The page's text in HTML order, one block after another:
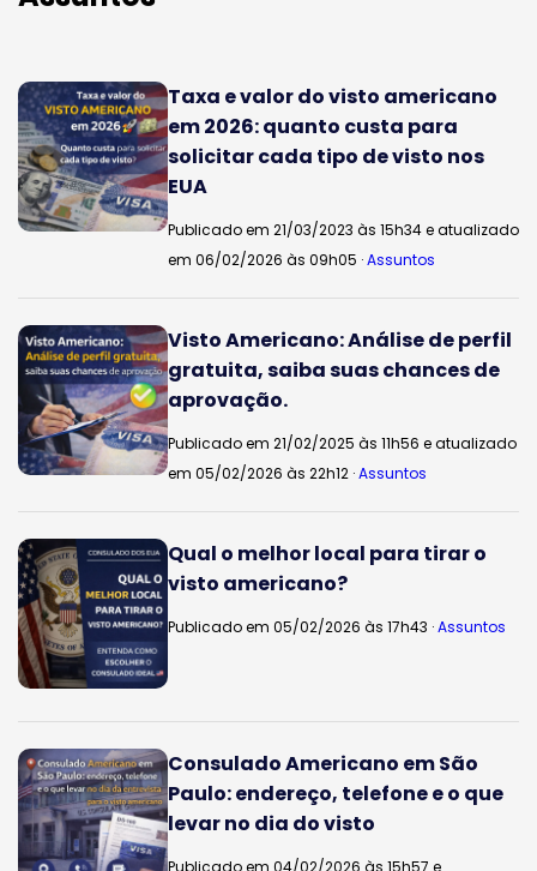
Taxa e valor do visto americano
em 2026: quanto custa para
solicitar cada tipo de visto nos
EUA
Publicado em 21/03/2023 às 15h34 e atualizado
em 06/02/2026 às 09h05 ·Assuntos
Visto Americano: Análise de perfil
gratuita, saiba suas chances de
aprovação.
Publicado em 21/02/2025 às 11h56 e atualizado
em 05/02/2026 às 22h12 ·Assuntos
Qual o melhor local para tirar o
visto americano?
Publicado em 05/02/2026 às 17h43 ·Assuntos
Consulado Americano em São
Paulo: endereço, telefone e o que
levar no dia do visto
Publicado em 04/02/2026 às 15h57 e